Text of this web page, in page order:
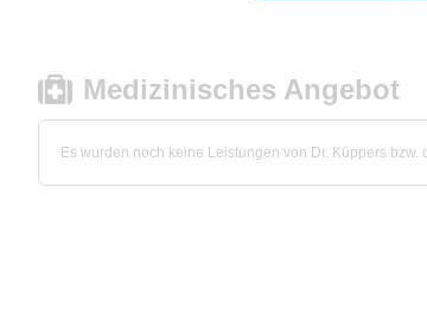
Medizinisches Angebot
Es wurden noch keine Leistungen von Dr. Küppers bzw.